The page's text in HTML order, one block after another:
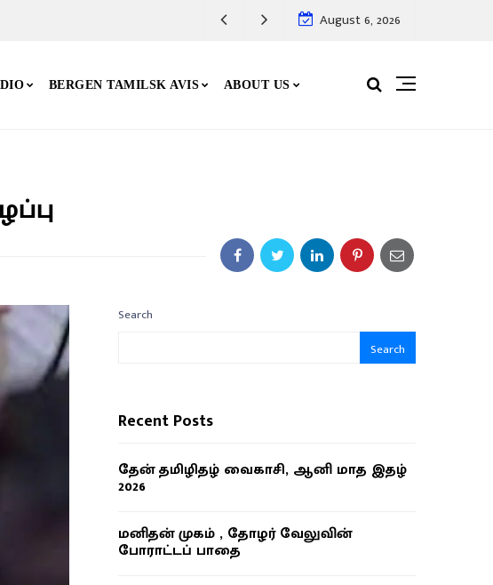
August 6, 2026
BERGEN TAMILSK AVIS ABOUT US
Search
Search
Recent Posts
தேன் தமிழிதழ் வைகாசி, ஆனி மாத இதழ்
2026
மனிதன் முகம் , தோழர் வேலுவின்
போராட்டப் பாதை